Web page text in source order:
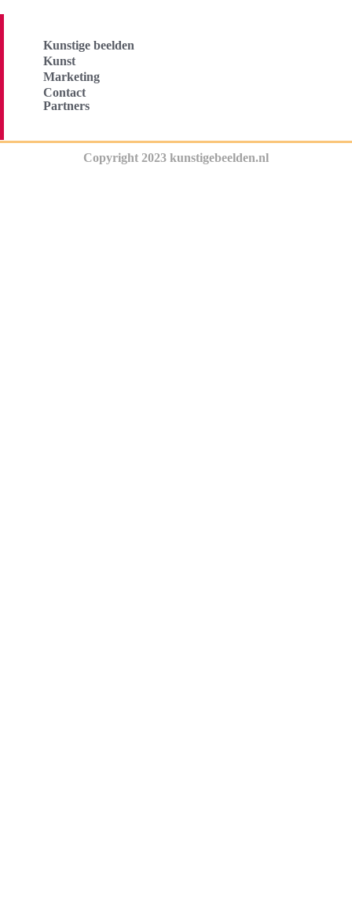
Kunstige beelden
Kunst
Marketing
Contact
Partners
Copyright 2023 kunstigebeelden.nl